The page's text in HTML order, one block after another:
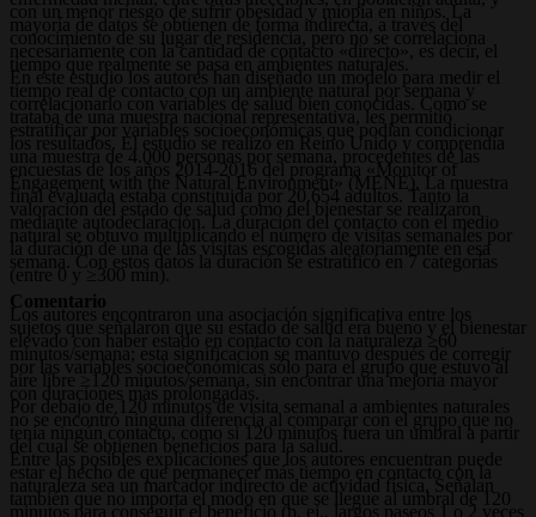
con un menor riesgo de sufrir obesidad y miopía en niños. La
mayoría de datos se obtienen de forma indirecta, a través del
conocimiento de su lugar de residencia, pero no se correlaciona
necesariamente con la cantidad de contacto «directo», es decir, el
tiempo que realmente se pasa en ambientes naturales.
En este estudio los autores han diseñado un modelo para medir el
tiempo real de contacto con un ambiente natural por semana y
correlacionarlo con variables de salud bien conocidas. Como se
trataba de una muestra nacional representativa, les permitió
estratificar por variables socioeconómicas que podían condicionar
los resultados. El estudio se realizó en Reino Unido y comprendía
una muestra de 4.000 personas por semana, procedentes de las
encuestas de los años 2014-2016 del programa «Monitor of
Engagement with the Natural Environment» (MENE). La muestra
final evaluada estaba constituida por 20.654 adultos. Tanto la
valoración del estado de salud como del bienestar se realizaron
mediante autodeclaración. La duración del contacto con el medio
natural se obtuvo multiplicando el número de visitas semanales por
la duración de una de las visitas escogidas aleatoriamente en esa
semana. Con estos datos la duración se estratificó en 7 categorías
(entre 0 y ≥300 min).
Comentario
Los autores encontraron una asociación significativa entre los
sujetos que señalaron que su estado de salud era bueno y el bienestar
elevado con haber estado en contacto con la naturaleza ≥60
minutos/semana; esta significación se mantuvo después de corregir
por las variables socioeconómicas sólo para el grupo que estuvo al
aire libre ≥120 minutos/semana, sin encontrar una mejoría mayor
con duraciones más prolongadas.
Por debajo de 120 minutos de visita semanal a ambientes naturales
no se encontró ninguna diferencia al comparar con el grupo que no
tenía ningún contacto, como si 120 minutos fuera un umbral a partir
del cual se obtienen beneficios para la salud.
Entre las posibles explicaciones que los autores encuentran puede
estar el hecho de que permanecer más tiempo en contacto con la
naturaleza sea un marcador indirecto de actividad física. Señalan
también que no importa el modo en que se llegue al umbral de 120
minutos para conseguir el beneficio (p. ej., largos paseos 1 o 2 veces